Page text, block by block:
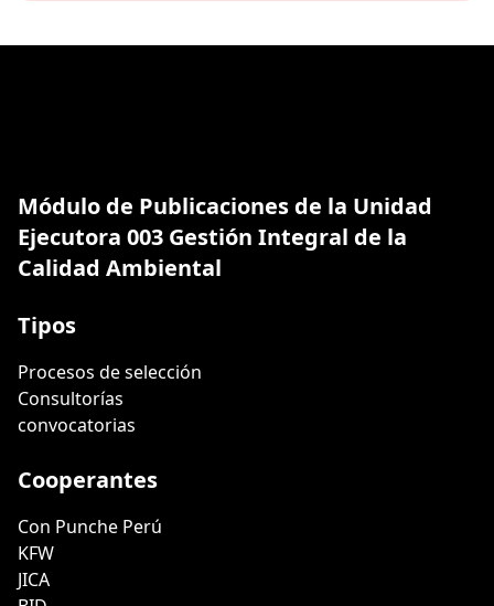
Módulo de Publicaciones de la Unidad
Ejecutora 003 Gestión Integral de la
Calidad Ambiental
Tipos
Procesos de selección
Consultorías
convocatorias
Cooperantes
Con Punche Perú
KFW
JICA